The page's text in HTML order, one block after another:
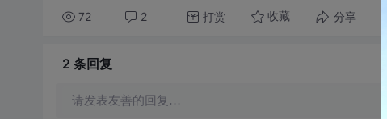
72 2 打赏 收藏 分享
2 条回复
请发表友善的回复…